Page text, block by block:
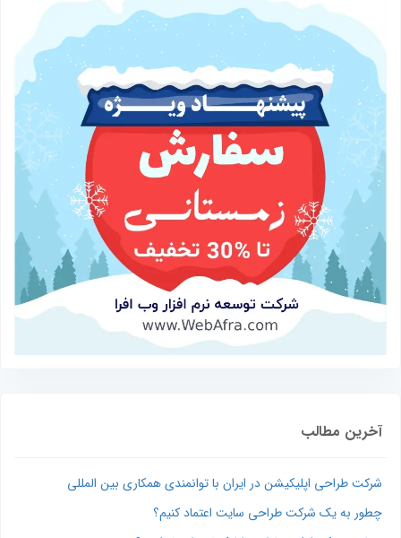
آخرین مطالب
شرکت طراحی اپلیکیشن در ایران با توانمندی همکاری بین المللی
چطور به یک شرکت طراحی سایت اعتماد کنیم؟